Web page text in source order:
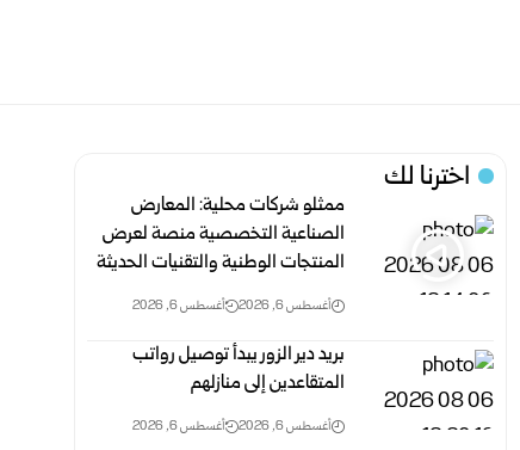
اخترنا لك
ممثلو شركات محلية: المعارض
الصناعية التخصصية منصة لعرض
المنتجات الوطنية والتقنيات الحديثة
أغسطس 6, 2026 أغسطس 6, 2026
بريد دير الزور يبدأ توصيل رواتب
المتقاعدين إلى منازلهم
أغسطس 6, 2026 أغسطس 6, 2026